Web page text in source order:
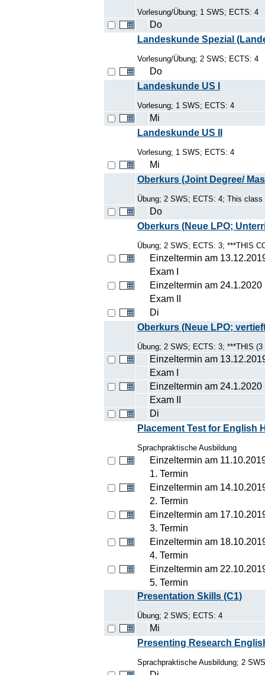
Vorlesung/Übung; 1 SWS; ECTS: 4
Do
Landeskunde Spezial
Vorlesung/Übung; 2 SWS; ECTS: 4
Do
Landeskunde US I
Vorlesung; 1 SWS; ECTS: 4
Mi
Landeskunde US II
Vorlesung; 1 SWS; ECTS: 4
Mi
Oberkurs (Joint Degree/
Übung; 2 SWS; ECTS: 4; This
Do
Oberkurs (Neue LPO;
Übung; 2 SWS; ECTS: 3; ***THIS
Einzeltermin am
Exam I
Einzeltermin am 24.1.2020
Exam II
Di
Oberkurs (Neue LPO;
Übung; 2 SWS; ECTS: 3; ***THIS
Einzeltermin am
Exam I
Einzeltermin am 24.1.2020
Exam II
Di
Placement Test for English
Sprachpraktische Ausbildung
Einzeltermin am
1. Termin
Einzeltermin am
2. Termin
Einzeltermin am
3. Termin
Einzeltermin am
4. Termin
Einzeltermin am
5. Termin
Presentation Skills (C1)
Übung; 2 SWS; ECTS: 4
Mi
Presenting Research
Sprachpraktische Ausbildung; 2